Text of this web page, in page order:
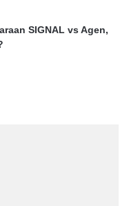
SIGNAL vs Agen,